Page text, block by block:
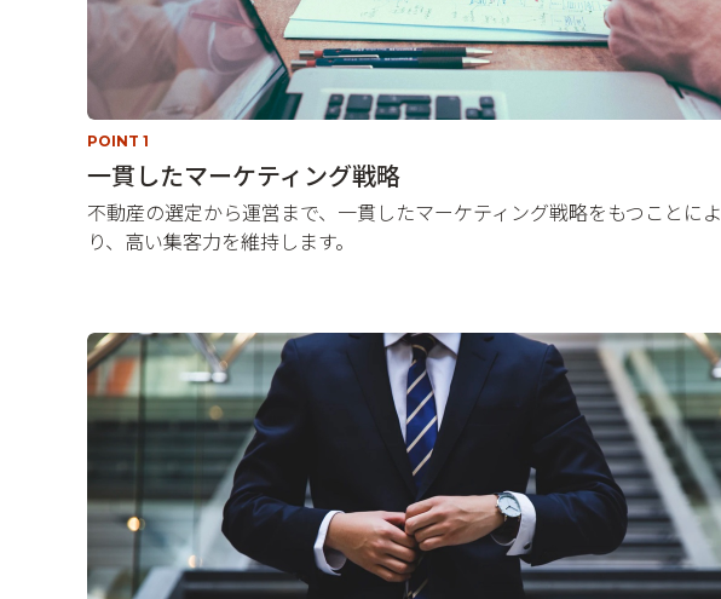
POINT 1
一貫したマーケティング戦略
不動産の選定から運営まで、一貫したマーケティング戦略をもつことによ
り、高い集客力を維持します。